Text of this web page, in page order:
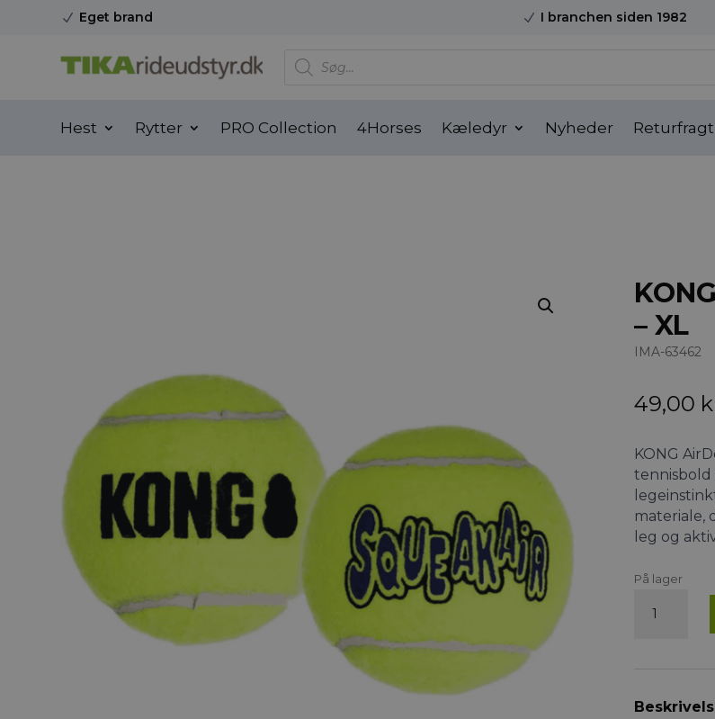
N Eget brand N I branchen siden 1982
Products
search
Hest Rytter PRO Collection 4Horses Kæledyr Nyheder Returfragt
– XL
IMA-63462
49,00
KONG
tennisbold
materiale,
leg og
På lager
Airdog
XL